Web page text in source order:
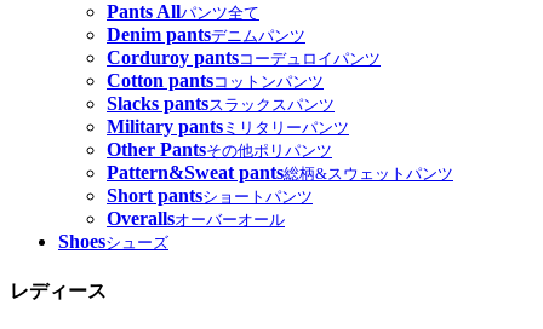
Pants Allパンツ全て
Denim pantsデニムパンツ
Corduroy pantsコーデュロイパンツ
Cotton pantsコットンパンツ
Slacks pantsスラックスパンツ
Military pants ミリタリーパンツ
Other Pantsその他ポリパンツ
Pattern&Sweat pants総柄&スウェットパンツ
Short pantsショートパンツ
Overallsオーバーオール
Shoesシューズ
レディース